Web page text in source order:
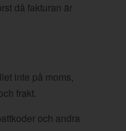
då fakturan är
inte på moms,
frakt.
och andra